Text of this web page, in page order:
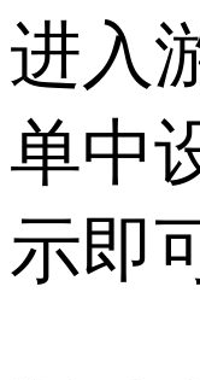
进入
单中
示即